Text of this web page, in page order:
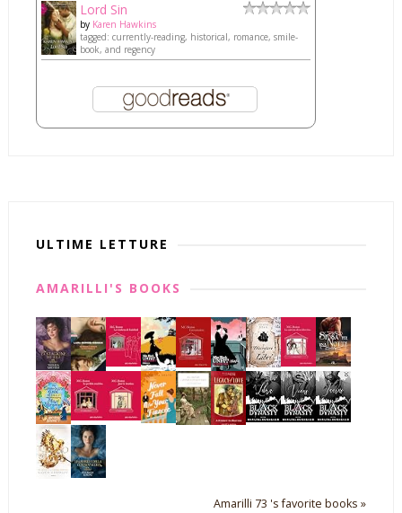
Lord Sin
by Karen Hawkins
tagged: currently-reading, historical, romance, smile-
book, and regency
ULTIME LETTURE
AMARILLI'S BOOKS
Amarilli 73 's favorite books »